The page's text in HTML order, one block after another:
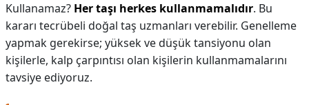
Kullanamaz? Her taşı herkes kullanmamalıdır. Bu
kararı tecrübeli doğal taş uzmanları verebilir. Genelleme
yapmak gerekirse; yüksek ve düşük tansiyonu olan
kişilerle, kalp çarpıntısı olan kişilerin kullanmamalarını
tavsiye ediyoruz.